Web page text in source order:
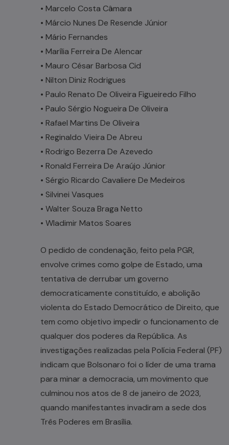
• Marcelo Costa Câmara
• Márcio Nunes De Resende Júnior
• Mário Fernandes
• Marília Ferreira De Alencar
• Mauro César Barbosa Cid
• Nilton Diniz Rodrigues
• Paulo Renato De Oliveira Figueiredo Filho
• Paulo Sérgio Nogueira De Oliveira
• Rafael Martins De Oliveira
• Reginaldo Vieira De Abreu
• Rodrigo Bezerra De Azevedo
• Ronald Ferreira De Araújo Júnior
• Sérgio Ricardo Cavaliere De Medeiros
• Silvinei Vasques
• Walter Souza Braga Netto
• Wladimir Matos Soares
O pedido de condenação, feito pela PGR,
envolve crimes como golpe de Estado, uma
tentativa de derrubar um governo
democraticamente constituído, e abolição
violenta do Estado Democrático de Direito, que
tem como objetivo impedir o funcionamento de
qualquer dos poderes da República. As
investigações realizadas pela Polícia Federal (PF)
indicam que Bolsonaro foi o líder de uma trama
para minar a democracia, um movimento que
culminou nos atos de 8 de janeiro de 2023,
quando manifestantes invadiram a sede dos
Três Poderes em Brasília.